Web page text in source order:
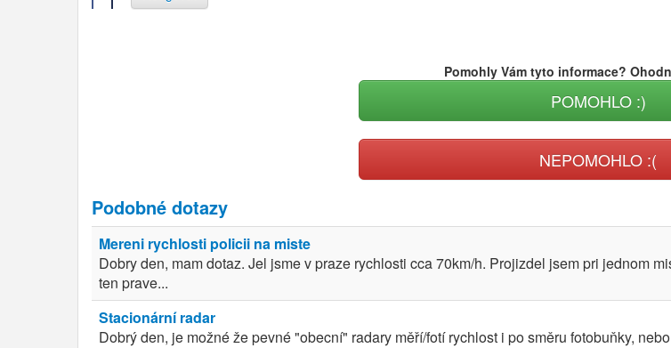
Pomohly Vám tyto informace?
POMOHLO :)
NEPOMOHLO :(
Podobné dotazy
Mereni rychlosti policii na miste
Dobry den, mam dotaz. Jel jsme v praze rychlosti cca 70km/h. Projizdel jsem pri jednom
ten prave...
Stacionární radar
Dobrý den, je možné že pevné "obecní" radary měří/fotí rychlost i po směru fotobuňky,